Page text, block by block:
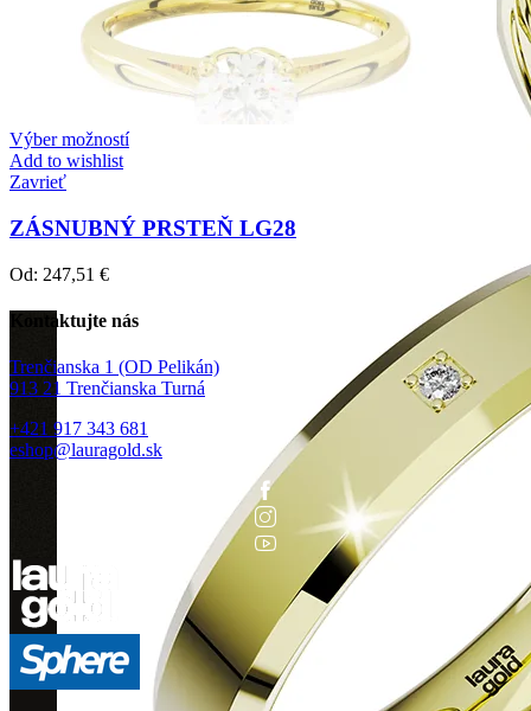
Výber možností
Add to wishlist
Zavrieť
ZÁSNUBNÝ PRSTEŇ LG28
Od: 247,51 €
Kontaktujte nás
Trenčianska 1 (OD Pelikán)
913 21 Trenčianska Turná
+421 917 343 681
eshop@lauragold.sk